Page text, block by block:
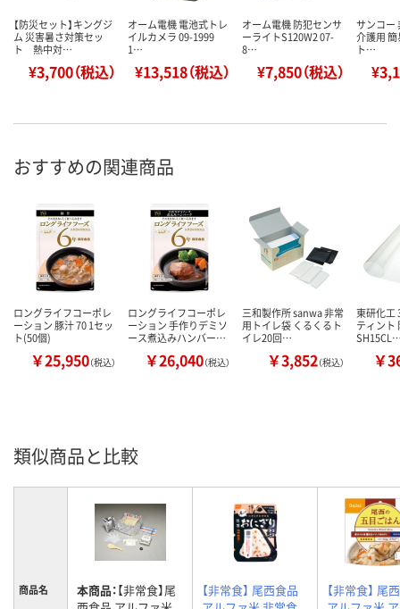
【防災セット】キングジ
ム 災害暑さ対策セッ
ト 熱中対…
¥3,700（税込）
オーム電機 電池式トレ
イルカメラ 09-1999
1…
¥13,518（税込）
オーム電機 防犯センサ
ーライトS120W2 07-
8…
¥7,850（税込）
サンコー
介護用
ト…
おすすめの関連商品
ロングライフコーポレ
ーション 豚汁 70 1セッ
ト(50個)
￥25,950（税込）
ロングライフコーポレ
ーション 手作りデミソ
ース煮込みハンバー…
￥26,040（税込）
三和製作所 sanwa 非常
用トイレ袋 くるくるト
イレ20回…
￥3,852（税込）
東研化工
ティント
￥
類似商品と比較
商品名 本商品：【非常食】尾
【非常食】 尾西食品
【非常食】 尾